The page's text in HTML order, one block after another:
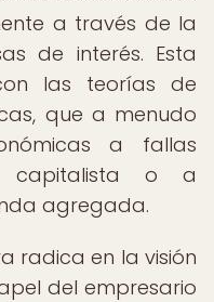
a través de la
de interés. Esta
las teorías de
que a menudo
a fallas
capitalista o a
agregada.
radica en la visión
del empresario